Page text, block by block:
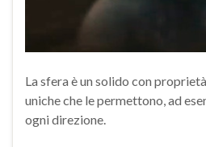
La sfera è un solido con
uniche che le permettono, ad
ogni direzione.